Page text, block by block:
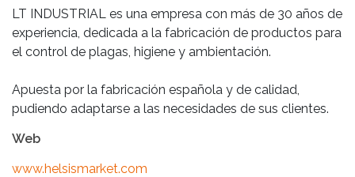
LT INDUSTRIAL es una empresa con más de 30 años de
experiencia, dedicada a la fabricación de productos para
el control de plagas, higiene y ambientación.
Apuesta por la fabricación española y de calidad,
pudiendo adaptarse a las necesidades de sus clientes.
Web
www.helsismarket.com